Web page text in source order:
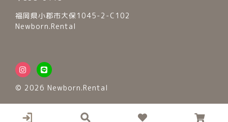
福岡県小郡市大保1045-2-C102
Newborn.Rental
© 2026 Newborn.Rental